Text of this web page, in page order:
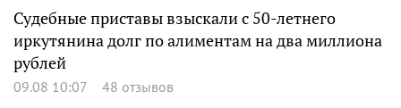
Судебные приставы взыскали с 50-летнего
иркутянина долг по алиментам на два миллиона
рублей
09.08 10:07 48 отзывов